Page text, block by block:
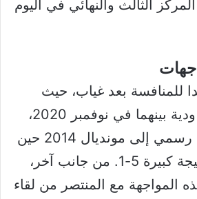
الثالث والنهائي في اليوم
للمنافسة بعد غياب، حيث
كانت آخر مواجهة ودية بينهما في نوفمبر 2020،
فيما يعود آخر لقاء رسمي إلى مونديال 2014 حين
انتصرت هولندا بنتيجة كبيرة 5-1. من جانب آخر،
المواجهة مع المنتصر من لقاء